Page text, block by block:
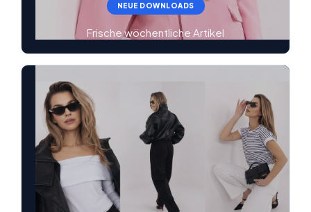
NEUE DOWNLOADS
Frische wöchentliche Artikel